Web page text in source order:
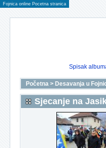
Fojnica online Pocetna stranica
Spisak
Početna > Desavanja u
Sjecanje na